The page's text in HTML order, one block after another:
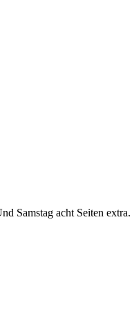
Samstag acht Seiten extra.